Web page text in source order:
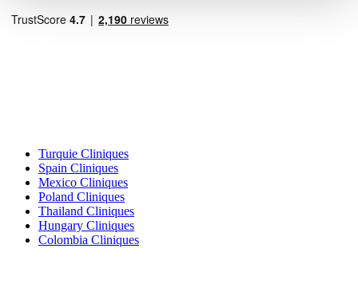
Turquie Cliniques
Spain Cliniques
Mexico Cliniques
Poland Cliniques
Thailand Cliniques
Hungary Cliniques
Colombia Cliniques